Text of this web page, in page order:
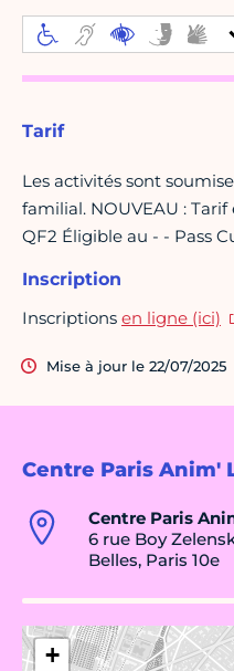
Centre Paris Anim'
Centre Paris
6 rue Boy
Belles, Paris 10e
+
Tarif
Les activités sont
familial. NOUVEAU :
QF2 Éligible au - - Pass
Inscription
Inscriptions en ligne (ici)
Mise à jour le 22/07/2025